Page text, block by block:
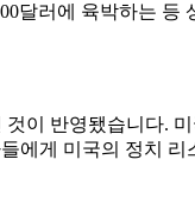
달러에 육박하는 등
이 반영됐습니다.
에게 미국의 정치